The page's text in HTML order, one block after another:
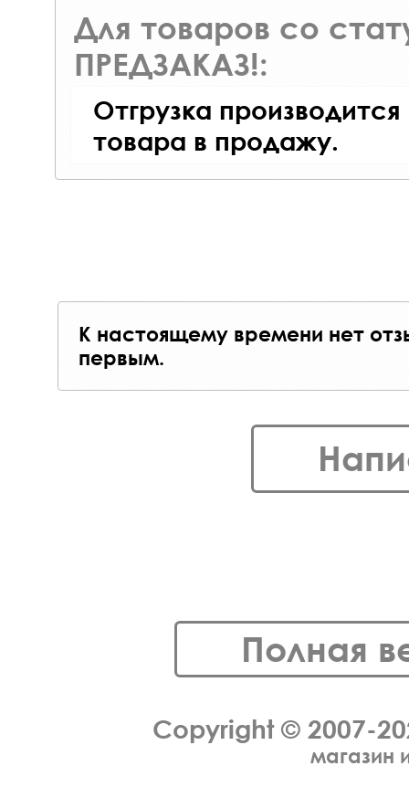
Для товаров со
ПРЕДЗАКАЗ!:
Отгрузка
товара в продажу.
К настоящему времени нет
первым.
Полная
Copyright © 2007-
магазин